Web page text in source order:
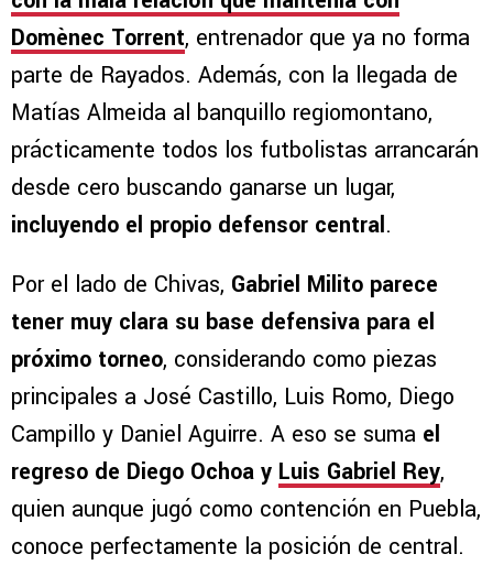
Domènec Torrent, entrenador que ya no forma
parte de Rayados. Además, con la llegada de
Matías Almeida al banquillo regiomontano,
prácticamente todos los futbolistas arrancarán
desde cero buscando ganarse un lugar,
incluyendo el propio defensor central.
Por el lado de Chivas, Gabriel Milito parece
tener muy clara su base defensiva para el
próximo torneo, considerando como piezas
principales a José Castillo, Luis Romo, Diego
Campillo y Daniel Aguirre. A eso se suma el
regreso de Diego Ochoa y Luis Gabriel Rey,
quien aunque jugó como contención en Puebla,
conoce perfectamente la posición de central.